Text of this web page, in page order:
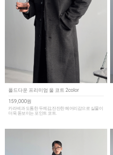
폴드다운 프리미엄 울 코트 2color
159,000원
카라넥과 도톰한 두께감, 잔잔한 헤어리감으로 실물이
더욱 돋보이는 포인트 코트.